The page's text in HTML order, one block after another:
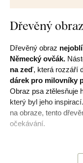
Dřevěný
Dřevěný obraz
Německý ovčák.
na zeď, která rozzáří
dárek pro milovníky
Obraz psa ztělesňuje
který byl jeho
na obraze, tento
očekávání.